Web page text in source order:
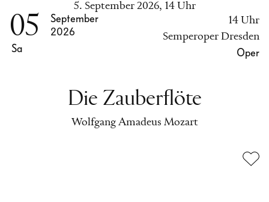
Die Zauberflöte
Wolfgang Amadeus Mozart
5. September 2026, 14 Uhr
05
Sa
September
2026
14 Uhr
Semperoper Dresden
Oper